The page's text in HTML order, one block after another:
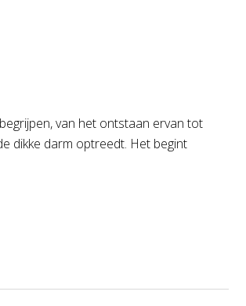
van het ontstaan ervan tot
dikke darm optreedt. Het begint